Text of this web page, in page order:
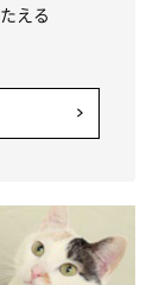
える